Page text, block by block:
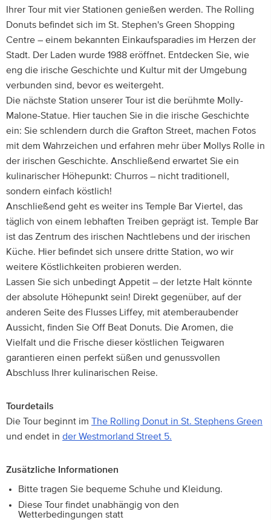
Ihrer Tour mit vier Stationen genießen werden. The Rolling
Donuts befindet sich im St. Stephen's Green Shopping
Centre – einem bekannten Einkaufsparadies im Herzen der
Stadt. Der Laden wurde 1988 eröffnet. Entdecken Sie, wie
eng die irische Geschichte und Kultur mit der Umgebung
verbunden sind, bevor es weitergeht.
Die nächste Station unserer Tour ist die berühmte Molly-
Malone-Statue. Hier tauchen Sie in die irische Geschichte
ein: Sie schlendern durch die Grafton Street, machen Fotos
mit dem Wahrzeichen und erfahren mehr über Mollys Rolle in
der irischen Geschichte. Anschließend erwartet Sie ein
kulinarischer Höhepunkt: Churros – nicht traditionell,
sondern einfach köstlich!
Anschließend geht es weiter ins Temple Bar Viertel, das
täglich von einem lebhaften Treiben geprägt ist. Temple Bar
ist das Zentrum des irischen Nachtlebens und der irischen
Küche. Hier befindet sich unsere dritte Station, wo wir
weitere Köstlichkeiten probieren werden.
Lassen Sie sich unbedingt Appetit – der letzte Halt könnte
der absolute Höhepunkt sein! Direkt gegenüber, auf der
anderen Seite des Flusses Liffey, mit atemberaubender
Aussicht, finden Sie Off Beat Donuts. Die Aromen, die
Vielfalt und die Frische dieser köstlichen Teigwaren
garantieren einen perfekt süßen und genussvollen
Abschluss Ihrer kulinarischen Reise.
Tourdetails
Die Tour beginnt im The Rolling Donut in St. Stephens Green
und endet in der Westmorland Street 5.
Zusätzliche Informationen
Bitte tragen Sie bequeme Schuhe und Kleidung.
Diese Tour findet unabhängig von den
Wetterbedingungen statt